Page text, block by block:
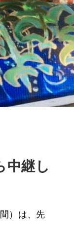
中継し
）は、先